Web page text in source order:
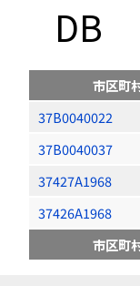
DB
市区町
37B0040022
37B0040037
37427A1968
37426A1968
市区町